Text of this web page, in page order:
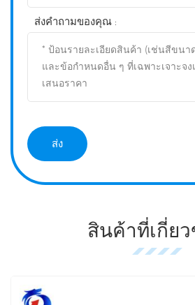
ส่งคำถามของคุณ :
สินค้าที่เกี่ย